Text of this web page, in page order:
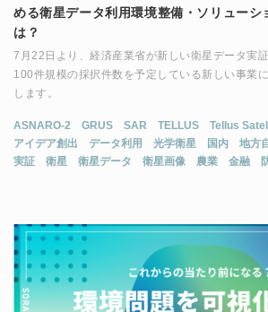
める衛星データ利用環境整備・ソリューシ
は？
7月22日より、経済産業省が新しい衛星データ実
100件規模の採択件数を予定している新しい事業
します。
ASNARO-2 GRUS SAR TELLUS
Tellus
アイデア創出
データ利用 光学衛星 国内 地方
実証
衛星 衛星データ 衛星画像 農業 金融